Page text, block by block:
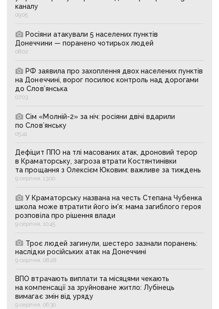
каналу
09:05
Росіяни атакували 5 населених пунктів
Донеччини — поранено чотирьох людей
08:02
РФ заявила про захоплення двох населених пунктів
на Донеччині, ворог посилює контроль над дорогами
до Слов’янська
07:03
Сім «Молній-2» за ніч: росіяни двічі вдарили
по Слов’янську
05:41
Дефіцит ППО на тлі масованих атак, дроновий терор
в Краматорську, загроза втрати Костянтинівки
та прощання з Олексієм Юковим: важливе за тиждень
9 серпня, 13:00
У Краматорську названа на честь Степана Чубенка
школа може втратити його ім'я: мама загиблого героя
розповіла про рішення влади
9 серпня, 10:45
Троє людей загинули, шестеро зазнали поранень:
наслідки російських атак на Донеччині
9 серпня, 08:28
ВПО втрачають виплати та місяцями чекають
на компенсації за зруйноване житло: Лубінець
вимагає змін від уряду
9 серпня, 06:30